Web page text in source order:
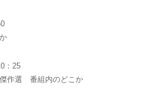
：25
作選 番組内のどこか